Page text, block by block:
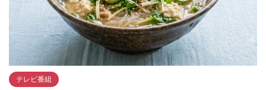
テレビ番組